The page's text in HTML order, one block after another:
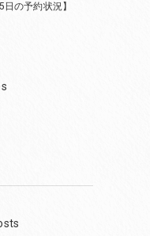
の予約状況】